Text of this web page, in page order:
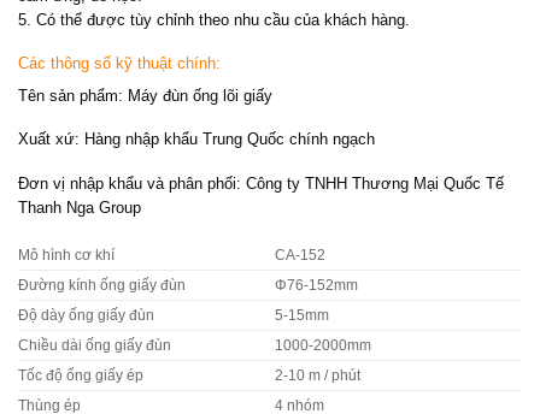
5. Có thể được tùy chỉnh theo nhu cầu của khách hàng.
Các thông số kỹ thuật chính:
Tên sản phẩm: Máy đùn ống lõi giấy
Xuất xứ: Hàng nhập khẩu Trung Quốc chính ngạch
Đơn vị nhập khẩu và phân phối: Công ty TNHH Thương Mại Quốc Tế
Thanh Nga Group
Mô hình cơ khí CA-152
Đường kính ống giấy đùn Φ76-152mm
Độ dày ống giấy đùn 5-15mm
Chiều dài ống giấy đùn 1000-2000mm
Tốc độ ống giấy ép 2-10 m / phút
Thùng ép 4 nhóm